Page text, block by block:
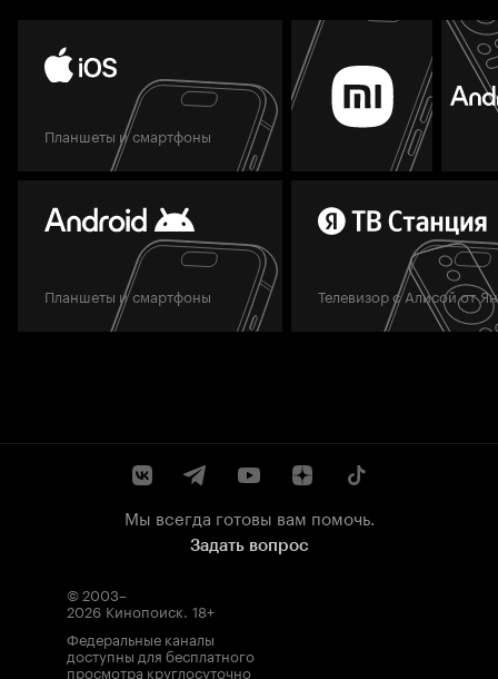
Планшеты и смартфоны
Планшеты и смартфоны Телевизор с Алисой от
Мы всегда готовы вам помочь.
Задать вопрос
© 2003–
2026 Кинопоиск. 18+
Федеральные каналы
доступны для бесплатного
просмотра круглосуточно